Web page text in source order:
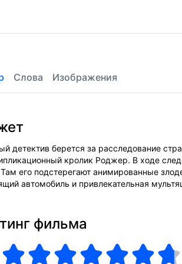
Слова Изображения
детектив берется за расследование
кролик Роджер. В ходе
его подстерегают анимированные
автомобиль и привлекательная
фильма